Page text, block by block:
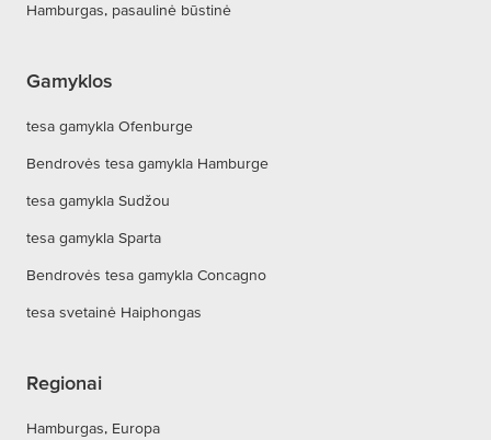
Hamburgas, pasaulinė būstinė
Gamyklos
tesa gamykla Ofenburge
Bendrovės tesa gamykla Hamburge
tesa gamykla Sudžou
tesa gamykla Sparta
Bendrovės tesa gamykla Concagno
tesa svetainė Haiphongas
Regionai
Hamburgas, Europa